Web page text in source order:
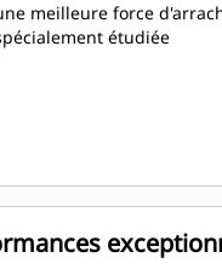
meilleure force
étudiée